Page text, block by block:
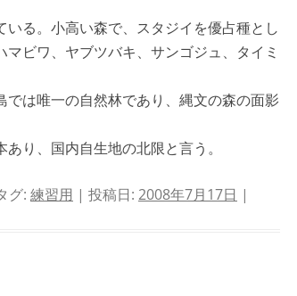
る。小高い森で、スタジイを優占種とし
ビワ、ヤブツバキ、サンゴジュ、タイミ
は唯一の自然林であり、縄文の森の面影
り、国内自生地の北限と言う。
グ: 練習用 | 投稿日: 2008年7月17日 |